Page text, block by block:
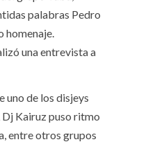
palabras Pedro
homenaje.
una entrevista a
uno de los disjeys
Dj Kairuz puso ritmo
entre otros grupos